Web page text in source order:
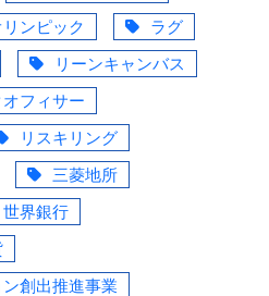
ンピック
ラグ
リーンキャンバス
フィサー
リスキリング
三菱地所
世界銀行
創出推進事業